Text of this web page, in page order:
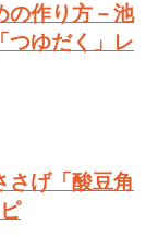
の作り方－池
つゆだく」レ
さげ「酸豆角